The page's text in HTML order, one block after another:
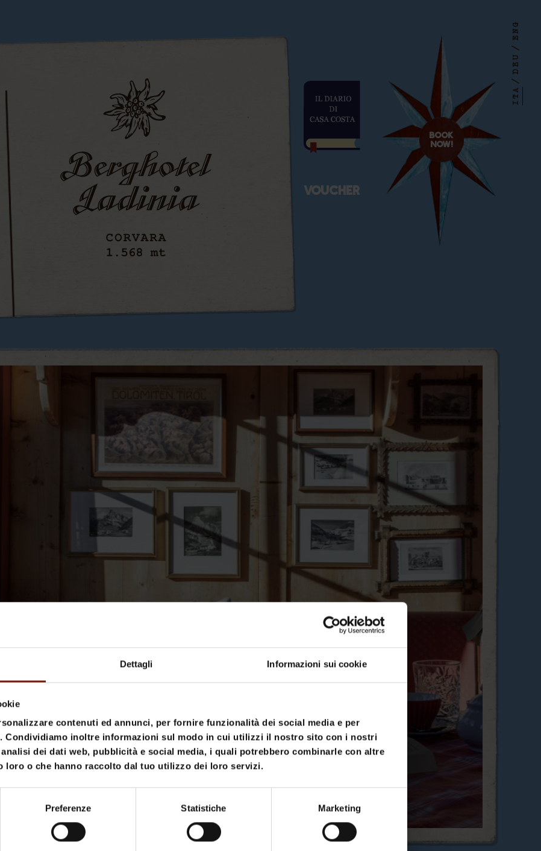
Dettagli Informazioni sui cookie
contenuti ed annunci, per fornire funzionalità dei social media e per
Condividiamo inoltre informazioni sul modo in cui utilizzi il nostro sito con i nostri
dei dati web, pubblicità e social media, i quali potrebbero combinarle con altre
loro o che hanno raccolto dal tuo utilizzo dei loro servizi.
Preferenze Statistiche Marketing
VOUCHER
BOOK
NOW!
ITA
/
DEU
/
ENG
Ciasa Teresa
nel cuore di Corvara